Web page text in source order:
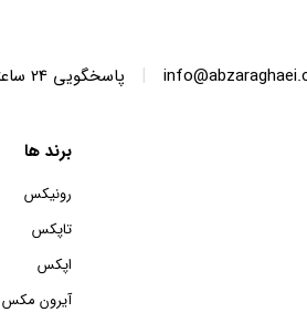
| پاسخگویی 24 ساعته | قم، چهارراه غفاری، روبروی پاساژ الماس ایرانیان، پلاک 136
برند ها
رونیکس
تاپکس
اپکس
آیرون مکس